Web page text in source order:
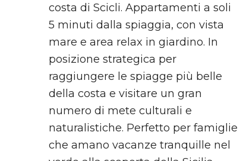
costa di Scicli. Appartamenti a soli
5 minuti dalla spiaggia, con vista
mare e area relax in giardino. In
posizione strategica per
raggiungere le spiagge più belle
della costa e visitare un gran
numero di mete culturali e
naturalistiche. Perfetto per famiglie
che amano vacanze tranquille nel